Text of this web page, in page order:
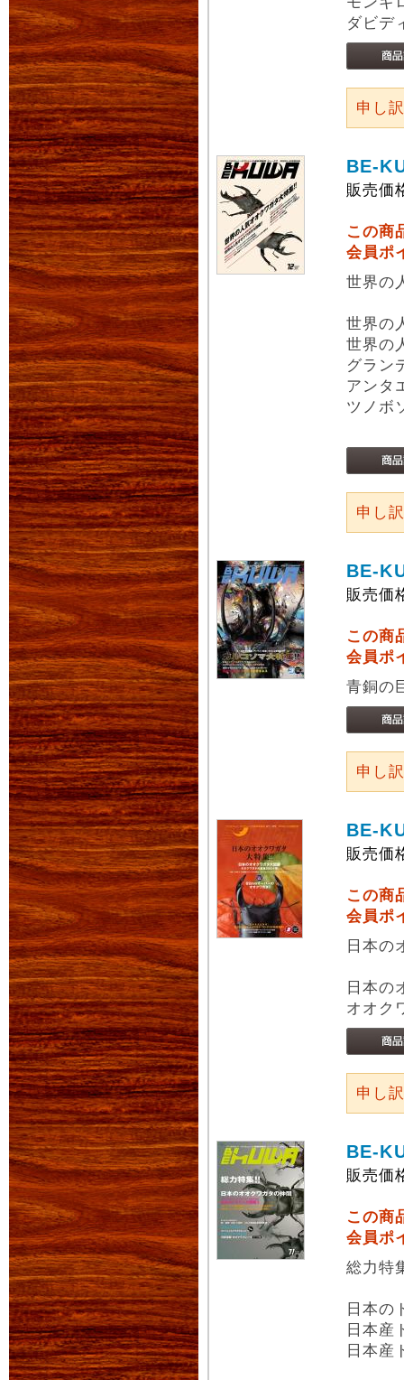
ダビデ
申し
BE-
販売価
この商
会員ポ
世界の
世界の
世界の
グラン
アンタ
ツノボ
申し
BE-
販売価
この商
会員ポ
青銅の
申し
BE-
販売価
この商
会員ポ
日本の
日本の
オオク
申し
BE-
販売価
この商
会員ポ
総力特
日本の
日本産
日本産